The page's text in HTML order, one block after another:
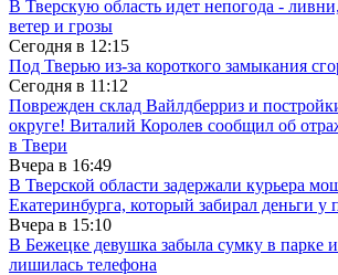
В Тверскую область идет непогода -
ветер и грозы
Сегодня в 12:15
Под Тверью из-за короткого замыкания
Сегодня в 11:12
Поврежден склад Вайлдберриз и
округе! Виталий Королев сообщил об
в Твери
Вчера в 16:49
В Тверской области задержали курьера
Екатеринбурга, который забирал деньги у
Вчера в 15:10
В Бежецке девушка забыла сумку в парке
лишилась телефона